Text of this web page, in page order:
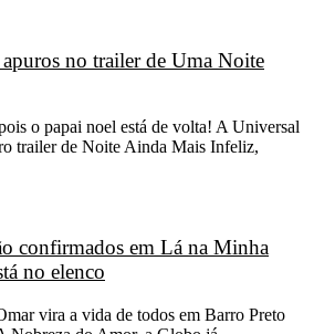
no trailer de Uma Noite
o papai noel está de volta! A Universal
trailer de Noite Ainda Mais Infeliz,
confirmados em Lá na Minha
no elenco
vira a vida de todos em Barro Preto